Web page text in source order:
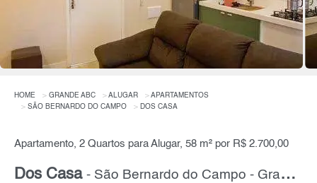
HOME GRANDE ABC ALUGAR
APARTAMENTOS
SÃO BERNARDO DO CAMPO
DOS CASA
Apartamento, 2 Quartos para Alugar, 58 m² por R$ 2.700,00
Dos Casa - São Bernardo do Campo - Grande ABC